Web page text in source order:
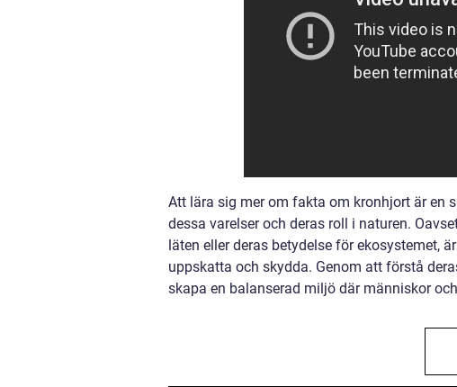
Att lära sig mer om fakta om kronhjort är en
dessa varelser och deras roll i naturen.
läten eller deras betydelse för ekosystemet,
uppskatta och skydda. Genom att förstå
skapa en balanserad miljö där människor